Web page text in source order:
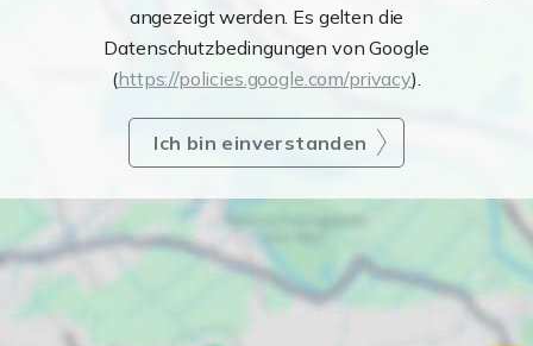
angezeigt werden. Es gelten die
Datenschutzbedingungen von Google
(https://policies.google.com/privacy).
Ich bin einverstanden